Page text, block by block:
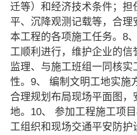
迁等）和经济技术条件；
平、沉降观测记载等，合
本工程的各项施工任务。8
工顺利进行，维护企业的
监理、与施工班组一同核
性。9、 编制文明工地实施
合理规划布局现场平面图
地。10、 参加工程施工项
工组织和现场交通平安防护